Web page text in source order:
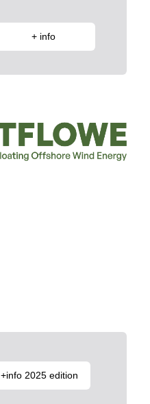
+ info
+info 2025 edition